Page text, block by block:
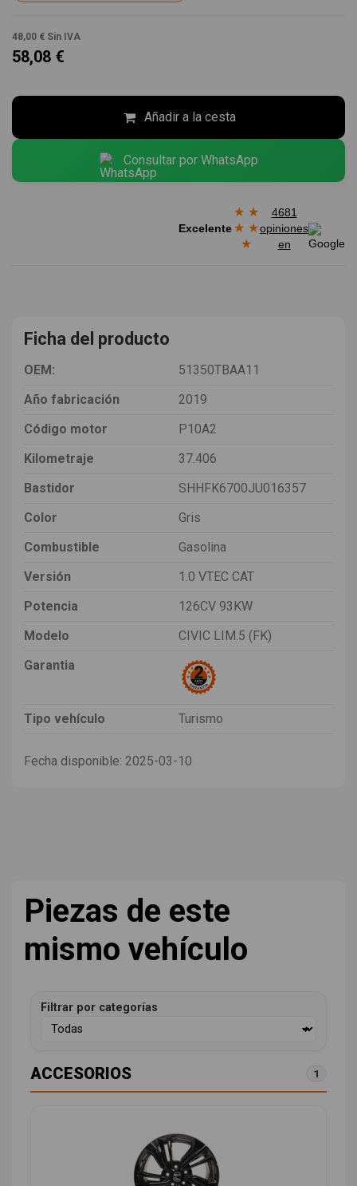
48,00 € Sin IVA
58,08 €
Añadir a la cesta
Consultar por WhatsApp
Excelente
★ ★
★ ★
★
4681
opiniones
en
Ficha del producto
OEM:
51350TBAA11
Año fabricación
2019
Código motor
P10A2
Kilometraje
37.406
Bastidor
SHHFK6700JU016357
Color
Gris
Combustible
Gasolina
Versión
1.0 VTEC CAT
Potencia
126CV 93KW
Modelo
CIVIC LIM.5 (FK)
Garantia
Tipo vehículo Turismo
Fecha disponible: 2025-03-10
Piezas de este
mismo vehículo
Filtrar por categorías
ACCESORIOS 1